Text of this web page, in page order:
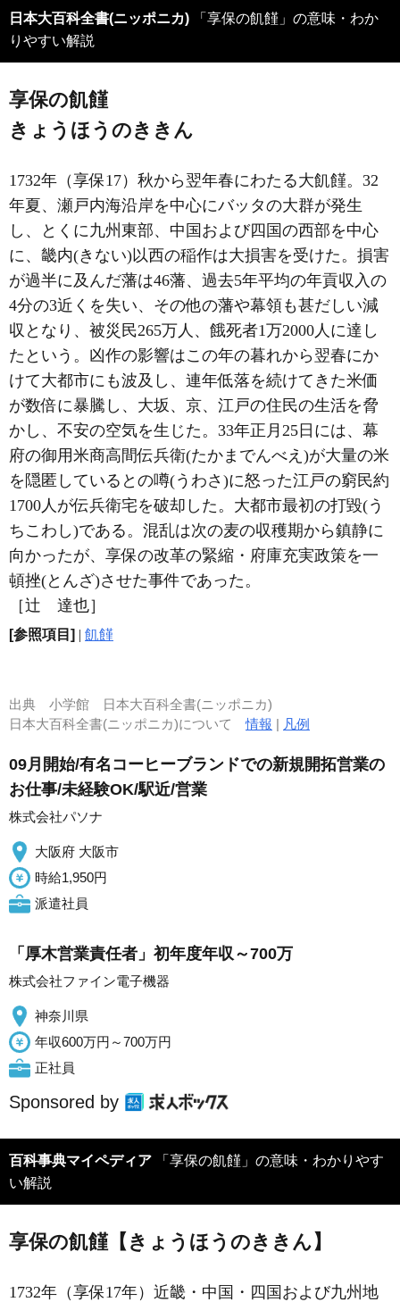
日本大百科全書(ニッポニカ) 「享保の飢饉」の意味・わか
りやすい解説
享保の飢饉
きょうほうのききん
1732年（享保17）秋から翌年春にわたる大飢饉。32
年夏、瀬戸内海沿岸を中心にバッタの大群が発生
し、とくに九州東部、中国および四国の西部を中心
に、畿内(きない)以西の稲作は大損害を受けた。損害
が過半に及んだ藩は46藩、過去5年平均の年貢収入の
4分の3近くを失い、その他の藩や幕領も甚だしい減
収となり、被災民265万人、餓死者1万2000人に達し
たという。凶作の影響はこの年の暮れから翌春にか
けて大都市にも波及し、連年低落を続けてきた米価
が数倍に暴騰し、大坂、京、江戸の住民の生活を脅
かし、不安の空気を生じた。33年正月25日には、幕
府の御用米商高間伝兵衛(たかまでんべえ)が大量の米
を隠匿しているとの噂(うわさ)に怒った江戸の窮民約
1700人が伝兵衛宅を破却した。大都市最初の打毀(う
ちこわし)である。混乱は次の麦の収穫期から鎮静に
向かったが、享保の改革の緊縮・府庫充実政策を一
頓挫(とんざ)させた事件であった。
［辻 達也］
[参照項目] | 飢饉
出典 小学館 日本大百科全書(ニッポニカ)
日本大百科全書(ニッポニカ)について情報 | 凡例
09月開始/有名コーヒーブランドでの新規開拓営業の
お仕事/未経験OK/駅近/営業
株式会社パソナ
大阪府 大阪市
時給1,950円
派遣社員
「厚木営業責任者」初年度年収～700万
株式会社ファイン電子機器
神奈川県
年収600万円～700万円
正社員
Sponsored by
百科事典マイペディア 「享保の飢饉」の意味・わかりやす
い解説
享保の飢饉【きょうほうのききん】
1732年（享保17年）近畿・中国・四国および九州地